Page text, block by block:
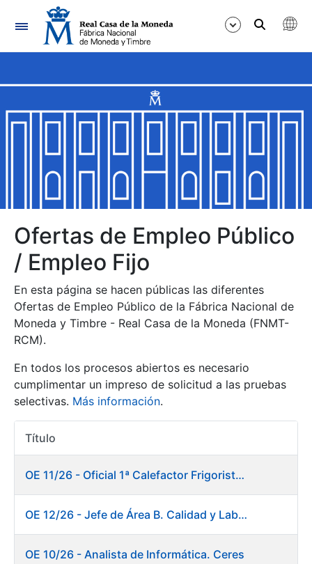
Navegación
Mostrar/Ocultar
Mostrar/Ocultar
Mostrar/Ocultar
Mostrar/Ocultar
Mostrar/Ocultar
Mostrar/Ocultar
Mostrar/Ocultar
Ofertas de Empleo Público
/ Empleo Fijo
En esta página se hacen públicas las diferentes
Ofertas de Empleo Público de la Fábrica Nacional de
Moneda y Timbre - Real Casa de la Moneda (FNMT-
RCM).
En todos los procesos abiertos es necesario
cumplimentar un impreso de solicitud a las pruebas
selectivas. Más información.
Título
OE 11/26 - Oficial 1ª Calefactor Frigorista. Fábrica de Papel
OE 12/26 - Jefe de Área B. Calidad y Laboratorio
OE 10/26 - Analista de Informática. Ceres